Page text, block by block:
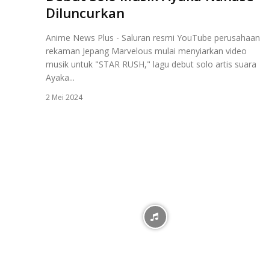
Diluncurkan
Anime News Plus - Saluran resmi YouTube perusahaan
rekaman Jepang Marvelous mulai menyiarkan video
musik untuk "STAR RUSH," lagu debut solo artis suara
Ayaka...
2 Mei 2024